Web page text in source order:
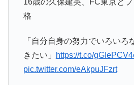
格
「自分自身の努力でいろいろ
きたい」
https://t.co/
pic.twitter.com/eAkpuJFzrt